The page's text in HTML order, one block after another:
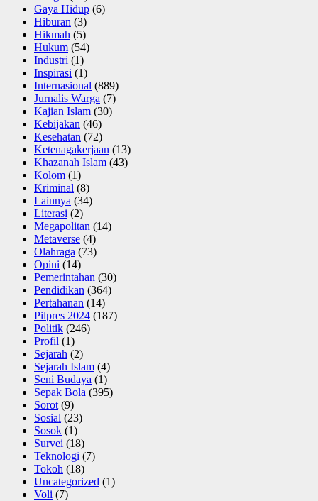
Gaya Hidup (6)
Hiburan (3)
Hikmah (5)
Hukum (54)
Industri (1)
Inspirasi (1)
Internasional (889)
Jurnalis Warga (7)
Kajian Islam (30)
Kebijakan (46)
Kesehatan (72)
Ketenagakerjaan (13)
Khazanah Islam (43)
Kolom (1)
Kriminal (8)
Lainnya (34)
Literasi (2)
Megapolitan (14)
Metaverse (4)
Olahraga (73)
Opini (14)
Pemerintahan (30)
Pendidikan (364)
Pertahanan (14)
Pilpres 2024 (187)
Politik (246)
Profil (1)
Sejarah (2)
Sejarah Islam (4)
Seni Budaya (1)
Sepak Bola (395)
Sorot (9)
Sosial (23)
Sosok (1)
Survei (18)
Teknologi (7)
Tokoh (18)
Uncategorized (1)
Voli (7)